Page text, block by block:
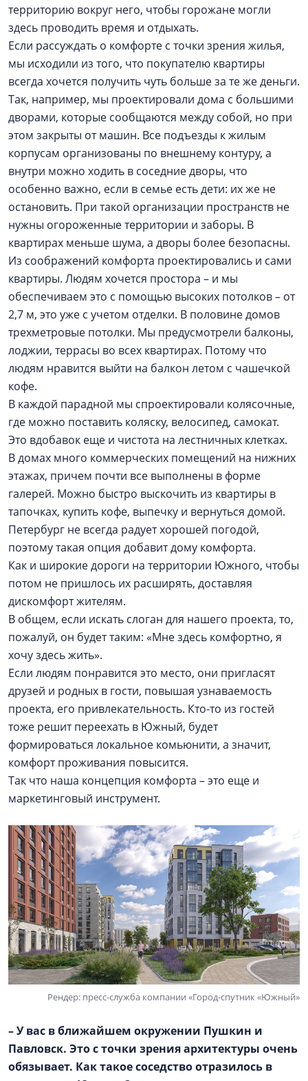
территорию вокруг него, чтобы горожане могли
здесь проводить время и отдыхать.
Если рассуждать о комфорте с точки зрения жилья,
мы исходили из того, что покупателю квартиры
всегда хочется получить чуть больше за те же деньги.
Так, например, мы проектировали дома с большими
дворами, которые сообщаются между собой, но при
этом закрыты от машин. Все подъезды к жилым
корпусам организованы по внешнему контуру, а
внутри можно ходить в соседние дворы, что
особенно важно, если в семье есть дети: их же не
остановить. При такой организации пространств не
нужны огороженные территории и заборы. В
квартирах меньше шума, а дворы более безопасны.
Из соображений комфорта проектировались и сами
квартиры. Людям хочется простора – и мы
обеспечиваем это с помощью высоких потолков – от
2,7 м, это уже с учетом отделки. В половине домов
трехметровые потолки. Мы предусмотрели балконы,
лоджии, террасы во всех квартирах. Потому что
людям нравится выйти на балкон летом с чашечкой
кофе.
В каждой парадной мы спроектировали колясочные,
где можно поставить коляску, велосипед, самокат.
Это вдобавок еще и чистота на лестничных клетках.
В домах много коммерческих помещений на нижних
этажах, причем почти все выполнены в форме
галерей. Можно быстро выскочить из квартиры в
тапочках, купить кофе, выпечку и вернуться домой.
Петербург не всегда радует хорошей погодой,
поэтому такая опция добавит дому комфорта.
Как и широкие дороги на территории Южного, чтобы
потом не пришлось их расширять, доставляя
дискомфорт жителям.
В общем, если искать слоган для нашего проекта, то,
пожалуй, он будет таким: «Мне здесь комфортно, я
хочу здесь жить».
Если людям понравится это место, они пригласят
друзей и родных в гости, повышая узнаваемость
проекта, его привлекательность. Кто-то из гостей
тоже решит переехать в Южный, будет
формироваться локальное комьюнити, а значит,
комфорт проживания повысится.
Так что наша концепция комфорта – это еще и
маркетинговый инструмент.
Рендер: пресс-служба компании «Город-спутник «Южный»
– У вас в ближайшем окружении Пушкин и
Павловск. Это с точки зрения архитектуры очень
обязывает. Как такое соседство отразилось в